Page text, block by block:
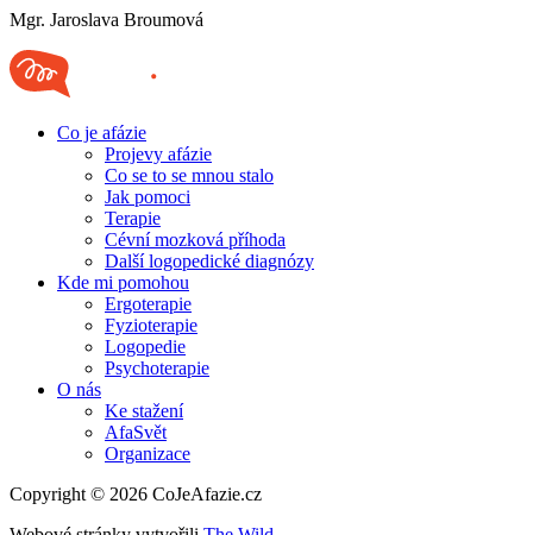
Mgr. Jaroslava Broumová
Co je afázie
Projevy afázie
Co se to se mnou stalo
Jak pomoci
Terapie
Cévní mozková příhoda
Další logopedické diagnózy
Kde mi pomohou
Ergoterapie
Fyzioterapie
Logopedie
Psychoterapie
O nás
Ke stažení
AfaSvět
Organizace
Copyright © 2026 CoJeAfazie.cz